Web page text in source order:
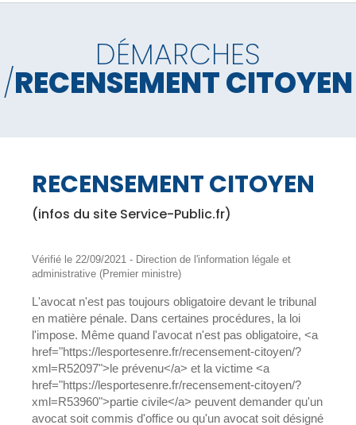
DÉMARCHES
/RECENSEMENT CITOYEN
RECENSEMENT CITOYEN
(infos du site Service-Public.fr)
Vérifié le 22/09/2021 - Direction de l'information légale et
administrative (Premier ministre)
L'avocat n'est pas toujours obligatoire devant le tribunal
en matière pénale. Dans certaines procédures, la loi
l'impose. Même quand l'avocat n'est pas obligatoire, <a
href="https://lesportesenre.fr/recensement-citoyen/?
xml=R52097">le prévenu</a> et la victime <a
href="https://lesportesenre.fr/recensement-citoyen/?
xml=R53960">partie civile</a> peuvent demander qu'un
avocat soit commis d'office ou qu'un avocat soit désigné